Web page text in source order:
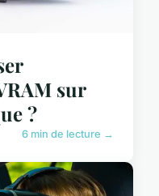
sur
?
6 min de lecture →